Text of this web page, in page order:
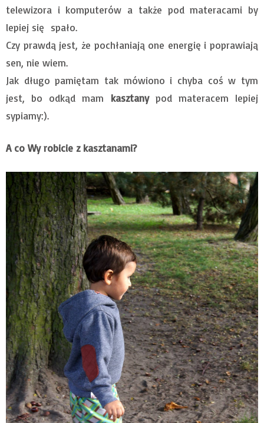
telewizora i komputerów a także pod materacami by
lepiej się spało.
Czy prawdą jest, że pochłaniają one energię i poprawiają
sen, nie wiem.
Jak długo pamiętam tak mówiono i chyba coś w tym
jest, bo odkąd mam kasztany pod materacem lepiej
sypiamy:).
A co Wy robicie z kasztanami?